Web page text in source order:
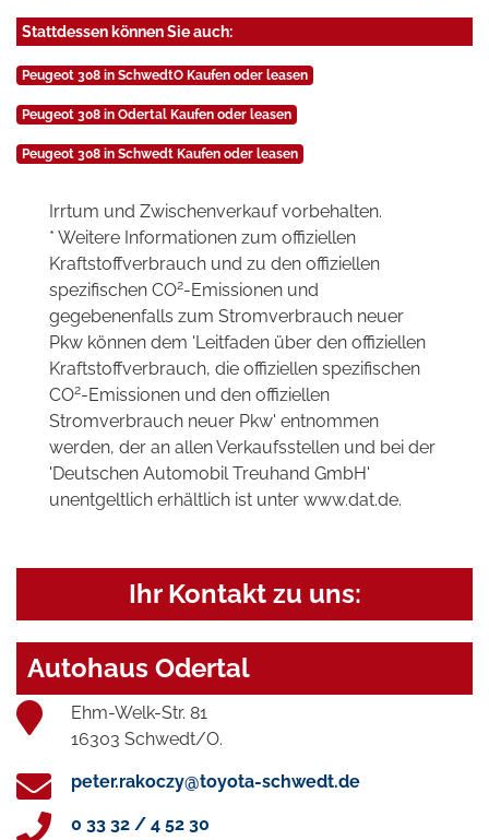
Stattdessen können Sie auch:
Peugeot 308 in SchwedtO Kaufen oder leasen
Peugeot 308 in Odertal Kaufen oder leasen
Peugeot 308 in Schwedt Kaufen oder leasen
Irrtum und Zwischenverkauf vorbehalten.
* Weitere Informationen zum offiziellen
Kraftstoffverbrauch und zu den offiziellen
spezifischen CO2-Emissionen und
gegebenenfalls zum Stromverbrauch neuer
Pkw können dem 'Leitfaden über den offiziellen
Kraftstoffverbrauch, die offiziellen spezifischen
CO2-Emissionen und den offiziellen
Stromverbrauch neuer Pkw' entnommen
werden, der an allen Verkaufsstellen und bei der
'Deutschen Automobil Treuhand GmbH'
unentgeltlich erhältlich ist unter www.dat.de.
Ihr Kontakt zu uns:
Autohaus Odertal
Ehm-Welk-Str. 81
16303 Schwedt/O.
peter.rakoczy@toyota-schwedt.de
0 33 32 / 4 52 30